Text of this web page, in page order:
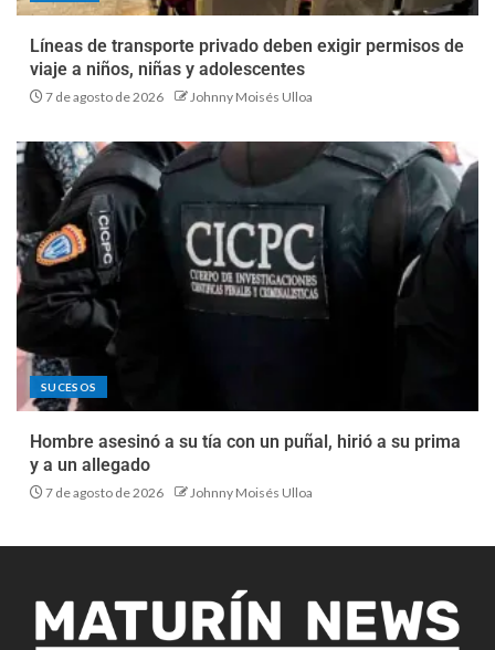
Líneas de transporte privado deben exigir permisos de
viaje a niños, niñas y adolescentes
7 de agosto de 2026 Johnny Moisés Ulloa
SUCESOS
Hombre asesinó a su tía con un puñal, hirió a su prima
y a un allegado
7 de agosto de 2026 Johnny Moisés Ulloa